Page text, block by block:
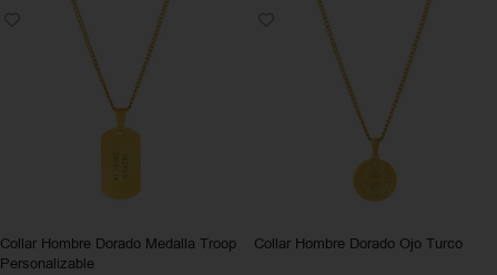
Collar Hombre Dorado Medalla Troop
Personalizable
Collar Hombre Dorado Ojo Turco